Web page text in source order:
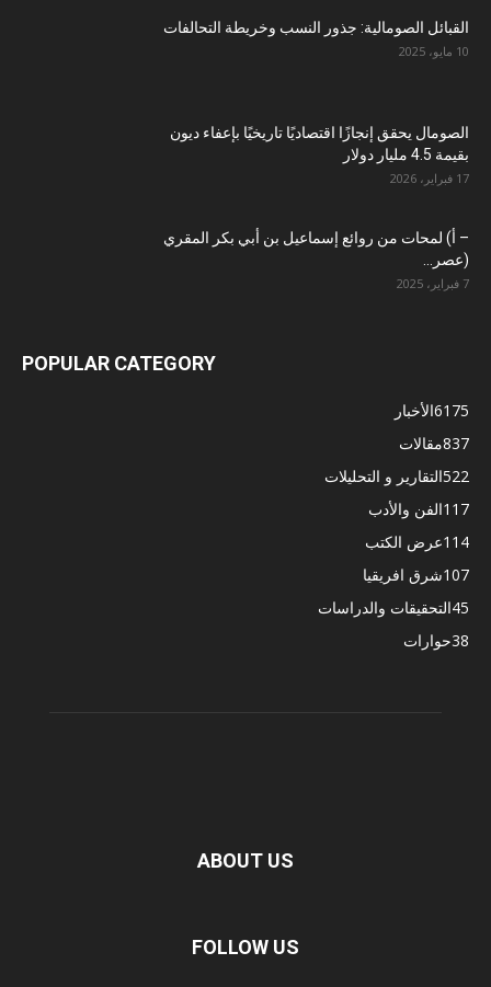
القبائل الصومالية: جذور النسب وخريطة التحالفات
10 مايو، 2025
الصومال يحقق إنجازًا اقتصاديًا تاريخيًا بإعفاء ديون
بقيمة 4.5 مليار دولار
17 فبراير، 2026
– أ) لمحات من روائع إسماعيل بن أبي بكر المقري
(عصر...
7 فبراير، 2025
POPULAR CATEGORY
الأخبار6175
مقالات837
التقارير و التحليلات522
الفن والأدب117
عرض الكتب114
شرق افريقيا107
التحقيقات والدراسات45
حوارات38
ABOUT US
FOLLOW US